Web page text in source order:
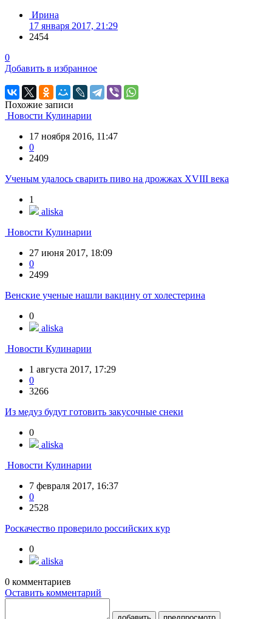
Ирина
17 января 2017, 21:29
2454
0
Добавить в избранное
Похожие записи
Новости Кулинарии
17 ноября 2016, 11:47
0
2409
Ученым удалось сварить пиво на дрожжах XVIII века
1
aliska
Новости Кулинарии
27 июня 2017, 18:09
0
2499
Венские ученые нашли вакцину от холестерина
0
aliska
Новости Кулинарии
1 августа 2017, 17:29
0
3266
Из медуз будут готовить закусочные снеки
0
aliska
Новости Кулинарии
7 февраля 2017, 16:37
0
2528
Роскачество проверило российских кур
0
aliska
0 комментариев
Оставить комментарий